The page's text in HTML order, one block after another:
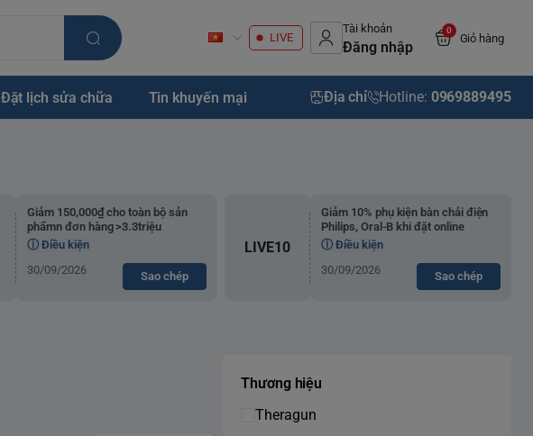
LIVE
Tài khoản
Đăng nhập
0
Giỏ hàng
Đặt lịch sửa chữa Tin khuyến mại Địa chỉ Hotline: 0969889495
Giảm 150,000₫ cho toàn bộ sản
phẩmn đơn hàng >3.3triệu
ⓘ Điều kiện
30/09/2026
Sao chép
LIVE10
Giảm 10% phụ kiện bàn chải điện
Philips, Oral-B khi đặt online
ⓘ Điều kiện
30/09/2026
Sao chép
Thương hiệu
Theragun